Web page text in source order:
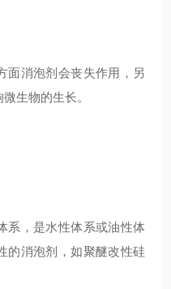
面消泡剂会丧失作用，另
生物的生长。
系，是水性体系或油性体
的消泡剂，如聚醚改性硅